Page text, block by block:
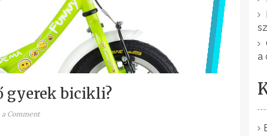
gyerek bicikli?
a Comment
a